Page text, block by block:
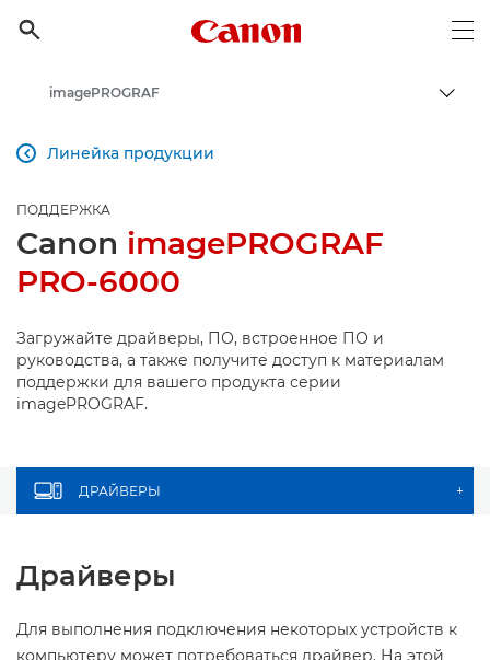

Canon Logo, back to
imagePROGRAF
Линейка продукции

ПОДДЕРЖКА
Canon imagePROGRAF
PRO-6000
Загружайте драйверы, ПО, встроенное ПО и
руководства, а также получите доступ к материалам
поддержки для вашего продукта серии
imagePROGRAF.
ДРАЙВЕРЫ +
Драйверы
Для выполнения подключения некоторых устройств к
компьютеру может потребоваться драйвер. На этой